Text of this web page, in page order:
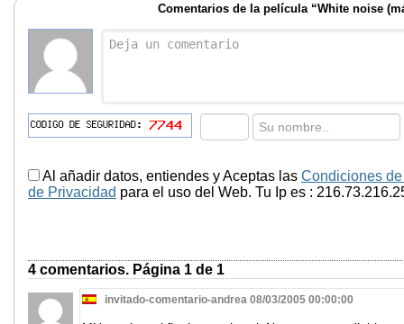
Comentarios de la película “White noise
Al añadir datos, entiendes y Aceptas las Condiciones
de Privacidad para el uso del Web. Tu Ip es :
4 comentarios. Página 1 de 1
invitado-comentario-andrea 08/03/2005 00:00:00